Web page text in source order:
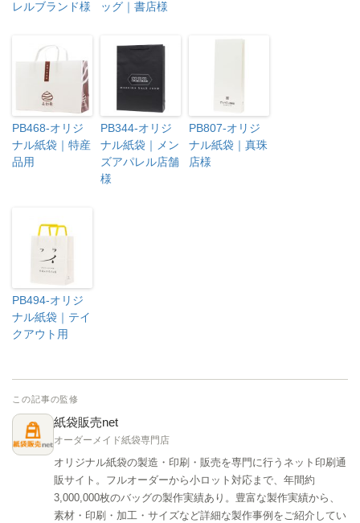
レルブランド様
ッグ｜書店様
PB468-オリジ
ナル紙袋｜特産
品用
PB344-オリジ
ナル紙袋｜メン
ズアパレル店舗
様
PB807-オリジ
ナル紙袋｜真珠
店様
PB494-オリジ
ナル紙袋｜テイ
クアウト用
この記事の監修
紙袋販売net
オーダーメイド紙袋専門店
オリジナル紙袋の製造・印刷・販売を専門に行うネット印刷通
販サイト。フルオーダーから小ロット対応まで、年間約
3,000,000枚のバッグの製作実績あり。豊富な製作実績から、
素材・印刷・加工・サイズなど詳細な製作事例をご紹介してい